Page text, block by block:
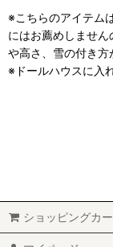
※こちらのアイテム
にはお薦めしませ
や高さ、雪の付き方
※ドールハウスに入
ショッピングカ